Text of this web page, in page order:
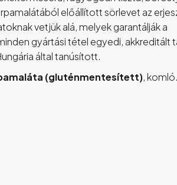
előállított sörlevet az
vetjük alá, melyek garantálják a
gyártási tétel egyedi, akkreditált
által tanúsított.
(gluténmentesített), komló.